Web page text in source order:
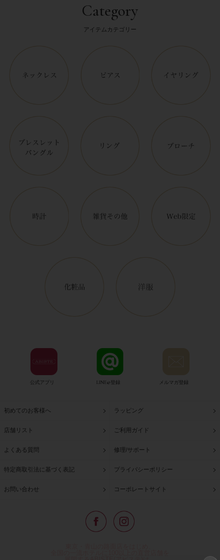
Category
アイテムカテゴリー
公式アプリ LINE@登録 メルマガ登録
初めてのお客様へ ラッピング
店舗リスト ご利用ガイド
よくある質問 修理/サポート
特定商取引法に基づく表記 プライバシーポリシー
お問い合わせ コーポレートサイト